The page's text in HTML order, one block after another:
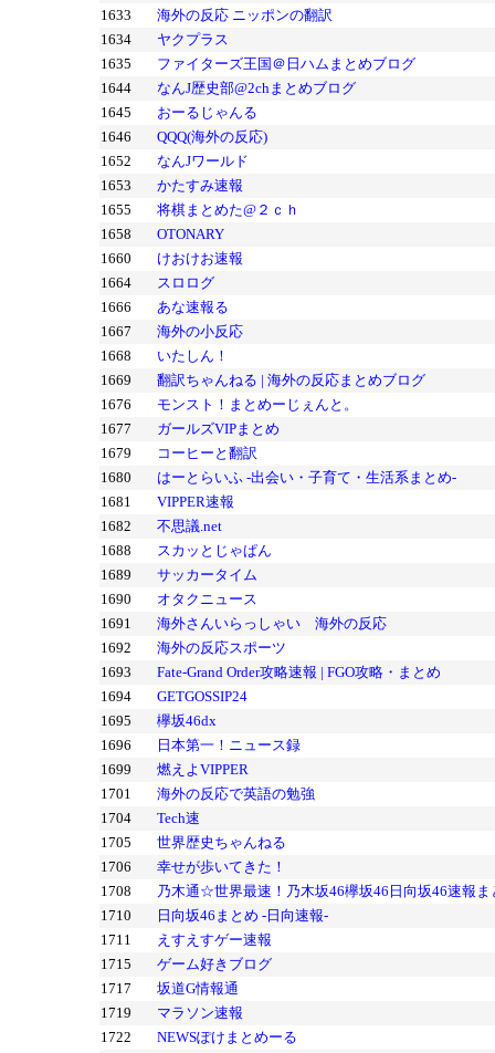
1633
海外の反応 ニッポンの翻訳
1634
ヤクプラス
1635
ファイターズ王国＠日ハムまとめブログ
1644
なんJ歴史部@2chまとめブログ
1645
おーるじゃんる
1646
QQQ(海外の反応)
1652
なんJワールド
1653
かたすみ速報
1655
将棋まとめた@２ｃｈ
1658
OTONARY
1660
けおけお速報
1664
スロログ
1666
あな速報る
1667
海外の小反応
1668
いたしん！
1669
翻訳ちゃんねる | 海外の反応まとめブログ
1676
モンスト！まとめーじぇんと。
1677
ガールズVIPまとめ
1679
コーヒーと翻訳
1680
はーとらいふ -出会い・子育て・生活系まとめ-
1681
VIPPER速報
1682
不思議.net
1688
スカッとじゃぱん
1689
サッカータイム
1690
オタクニュース
1691
海外さんいらっしゃい 海外の反応
1692
海外の反応スポーツ
1693
Fate-Grand Order攻略速報 | FGO攻略・まとめ
1694
GETGOSSIP24
1695
欅坂46dx
1696
日本第一！ニュース録
1699
燃えよVIPPER
1701
海外の反応で英語の勉強
1704
Tech速
1705
世界歴史ちゃんねる
1706
幸せが歩いてきた！
1708
乃木通☆世界最速！乃木坂46欅坂46日向坂46速報ま
1710
日向坂46まとめ -日向速報-
1711
えすえすゲー速報
1715
ゲーム好きブログ
1717
坂道G情報通
1719
マラソン速報
1722
NEWSぽけまとめーる